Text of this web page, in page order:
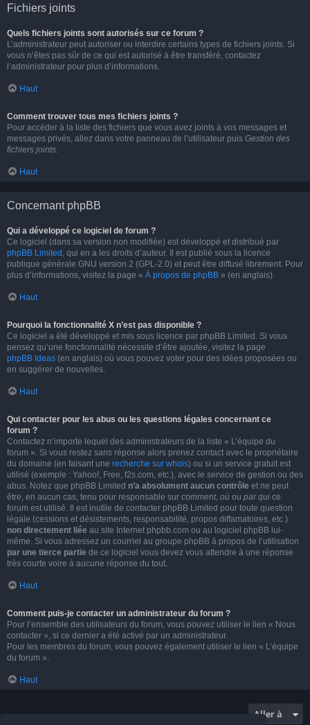
Fichiers joints
Quels fichiers joints sont autorisés sur ce forum ?
L’administrateur peut autoriser ou interdire certains types de fichiers joints. Si
vous n’êtes pas sûr de ce qui est autorisé à être transféré, contactez
l’administrateur pour plus d’informations.
Haut
Comment trouver tous mes fichiers joints ?
Pour accéder à la liste des fichiers que vous avez joints à vos messages et
messages privés, allez dans votre panneau de l’utilisateur puis Gestion des
fichiers joints.
Haut
Concernant phpBB
Qui a développé ce logiciel de forum ?
Ce logiciel (dans sa version non modifiée) est développé et distribué par
phpBB Limited , qui en a les droits d’auteur. Il est publié sous la licence
publique générale GNU version 2 (GPL-2.0) et peut être diffusé librement. Pour
plus d’informations, visitez la page « À propos de phpBB » (en anglais).
Haut
Pourquoi la fonctionnalité X n’est pas disponible ?
Ce logiciel a été développé et mis sous licence par phpBB Limited. Si vous
pensez qu’une fonctionnalité nécessite d’être ajoutée, visitez la page
phpBB Ideas (en anglais) où vous pouvez voter pour des idées proposées ou
en suggérer de nouvelles.
Haut
Qui contacter pour les abus ou les questions légales concernant ce
forum ?
Contactez n’importe lequel des administrateurs de la liste « L’équipe du
forum ». Si vous restez sans réponse alors prenez contact avec le propriétaire
du domaine (en faisant une recherche sur whois) ou si un service gratuit est
utilisé (exemple : Yahoo!, Free, f2s.com, etc.), avec le service de gestion ou des
abus. Notez que phpBB Limited n’a absolument aucun contrôle et ne peut
être, en aucun cas, tenu pour responsable sur comment, où ou par qui ce
forum est utilisé. Il est inutile de contacter phpBB Limited pour toute question
légale (cessions et désistements, responsabilité, propos diffamatoires, etc.)
non directement liée au site Internet phpbb.com ou au logiciel phpBB lui-
même. Si vous adressez un courriel au groupe phpBB à propos de l’utilisation
par une tierce partie de ce logiciel vous devez vous attendre à une réponse
très courte voire à aucune réponse du tout.
Haut
Comment puis-je contacter un administrateur du forum ?
Pour l’ensemble des utilisateurs du forum, vous pouvez utiliser le lien « Nous
contacter », si ce dernier a été activé par un administrateur.
Pour les membres du forum, vous pouvez également utiliser le lien « L’équipe
du forum ».
Haut
Aller à